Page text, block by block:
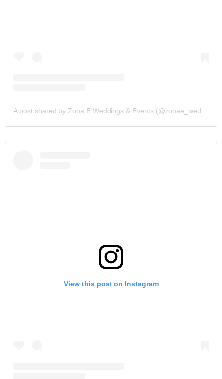
A post shared by Zona E Weddings & Events (@zonae_weddings)
View this post on Instagram